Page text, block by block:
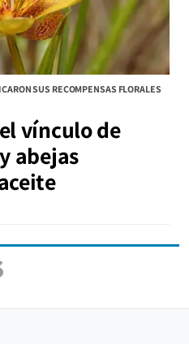
SUS RECOMPENSAS FLORALES
vínculo de
abejas